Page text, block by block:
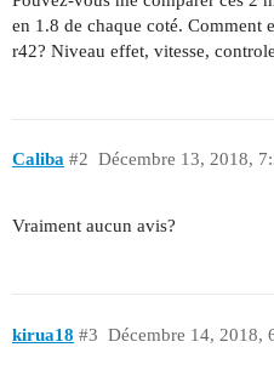
en 1.8 de chaque coté. Comment
r42? Niveau effet, vitesse,
Caliba Décembre 13, 2018,
#2
Vraiment aucun avis?
kirua18 Décembre 14, 2018,
#3